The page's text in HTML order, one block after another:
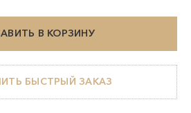
В КОРЗИНУ
БЫСТРЫЙ ЗАКАЗ